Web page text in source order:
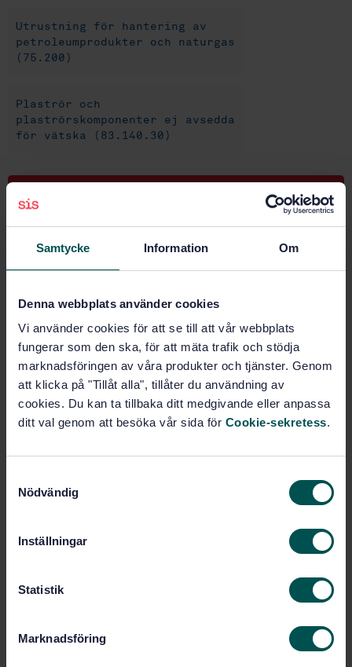
Samtycke Information Om
Denna webbplats använder cookies
Vi använder cookies för att se till att vår webbplats
fungerar som den ska, för att mäta trafik och stödja
marknadsföringen av våra produkter och tjänster. Genom
att klicka på "Tillåt alla", tillåter du användning av
cookies. Du kan ta tillbaka ditt medgivande eller anpassa
ditt val genom att besöka vår sida för Cookie-sekretess.
Nödvändig
Inställningar
Statistik
Marknadsföring
Utrustning för hantering av
petroleumprodukter och naturgas
(75.200)
Plaströr och
plaströrskomponenter ej avsedda
för vätska (83.140.30)
Köp denna standard
SVENSK STANDARD
Tillverkning, installation och drift (ISO 14692-4:2002)
Prenumerera på standarden - Läs mer
Pris:1 599 SEK
PDF
Lägg i varukorgen
Språk:
rörledningar av plast, SIS/TK 290
plastics (GRP) piping - Part 4: